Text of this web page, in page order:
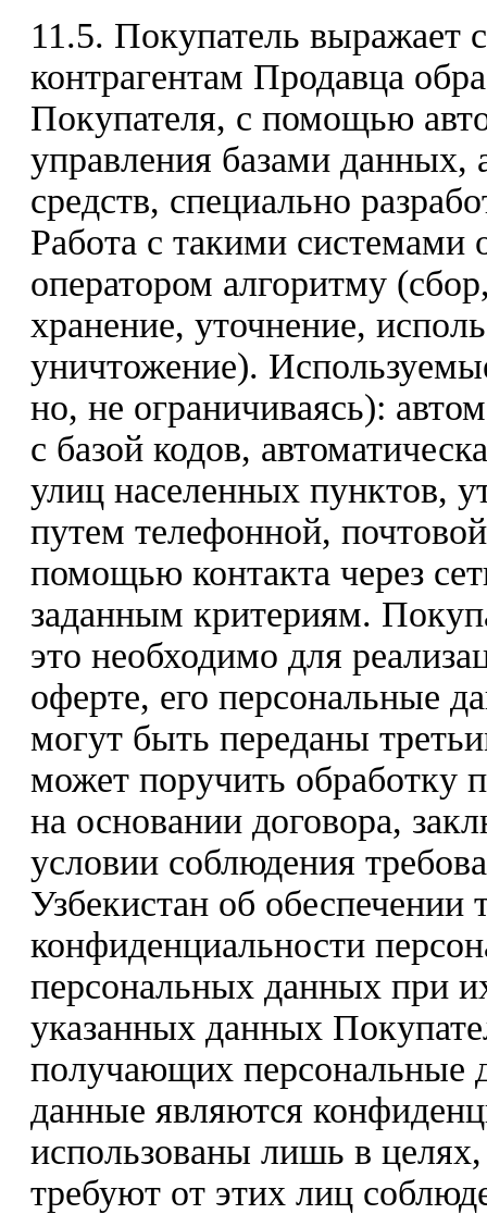
11.5. Покупатель выражает
контрагентам Продавца
Покупателя, с помощью
управления базами
средств, специально
Работа с такими системами
оператором алгоритму
хранение, уточнение,
уничтожение).
но, не ограничиваясь):
с базой кодов,
улиц населенных пунктов,
путем телефонной,
помощью контакта через
заданным критериям.
это необходимо для
оферте, его персональные
могут быть переданы
может поручить обработку
на основании договора,
условии соблюдения
Узбекистан об
конфиденциальности
персональных данных при
указанных данных
получающих персональные
данные являются
использованы лишь в
требуют от этих лиц